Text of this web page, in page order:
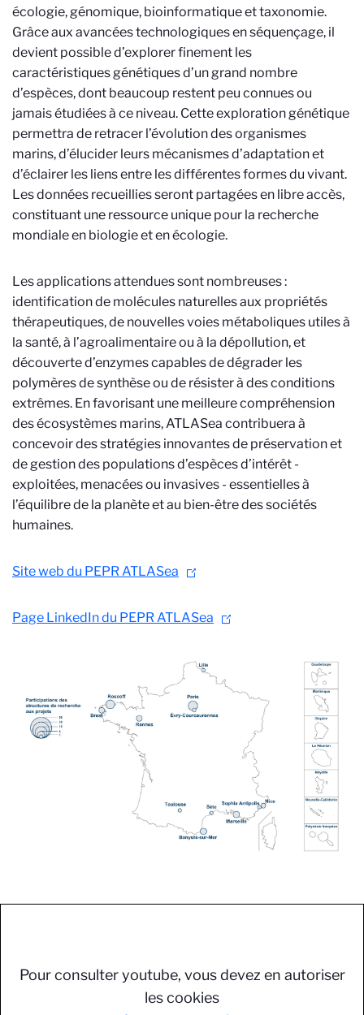
écologie, génomique, bioinformatique et taxonomie.
Grâce aux avancées technologiques en séquençage, il
devient possible d’explorer finement les
caractéristiques génétiques d’un grand nombre
d’espèces, dont beaucoup restent peu connues ou
jamais étudiées à ce niveau. Cette exploration génétique
permettra de retracer l’évolution des organismes
marins, d’élucider leurs mécanismes d’adaptation et
d’éclairer les liens entre les différentes formes du vivant.
Les données recueillies seront partagées en libre accès,
constituant une ressource unique pour la recherche
mondiale en biologie et en écologie.
Les applications attendues sont nombreuses :
identification de molécules naturelles aux propriétés
thérapeutiques, de nouvelles voies métaboliques utiles à
la santé, à l’agroalimentaire ou à la dépollution, et
découverte d’enzymes capables de dégrader les
polymères de synthèse ou de résister à des conditions
extrêmes. En favorisant une meilleure compréhension
des écosystèmes marins, ATLASea contribuera à
concevoir des stratégies innovantes de préservation et
de gestion des populations d’espèces d’intérêt -
exploitées, menacées ou invasives - essentielles à
l’équilibre de la planète et au bien-être des sociétés
humaines.
Site web du PEPR ATLASea
Page LinkedIn du PEPR ATLASea
Pour consulter youtube, vous devez en autoriser
les cookies